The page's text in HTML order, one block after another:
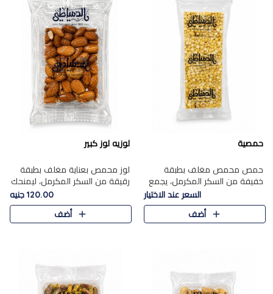
حمصية
حمص محمص مغلف بطبقة
خفيفة من السكر المكرمل، يجمع
بين القرمشة المميزة والطعم
الشرقي الأصيل في واحدة من أشهر
حلويات الموسم.
السعر عند الاختيار
أضف
لوزيه لوز كبير
لوز محمص بعناية مغلف بطبقة
رقيقة من السكر المكرمل، ليمنحك
قرمشة راقية ونكهة غنية تبرز
فخامة اللوز في كل قطعة.
120.00 جنيه
أضف